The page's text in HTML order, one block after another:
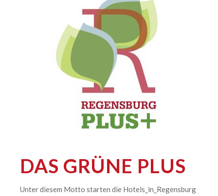
DAS GRÜNE PLUS
Unter diesem Motto starten die Hotels_in_Regensburg